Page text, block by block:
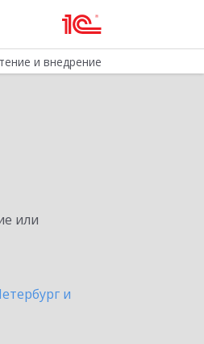
и внедрение
или
и